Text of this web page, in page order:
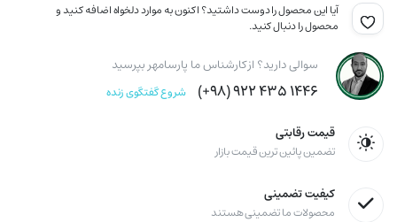
آیا این محصول را دوست داشتید؟ اکنون به موارد دلخواه اضافه کنید و
محصول را دنبال کنید.
سوالی دارید؟ از کارشناس ما پارسامهر بپرسید
۱۴۴۶ ۴۳۵ ۹۲۲ (۹۸+) شروع گفتگوی زنده
قیمت رقابتی
تضمین پائین ترین قیمت بازار
کیفیت تضمینی
محصولات ما تضمینی هستند